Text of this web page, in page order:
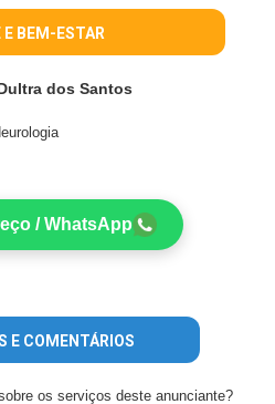
E BEM-ESTAR
dos Santos
/ WhatsApp
E COMENTÁRIOS
os serviços deste anunciante?